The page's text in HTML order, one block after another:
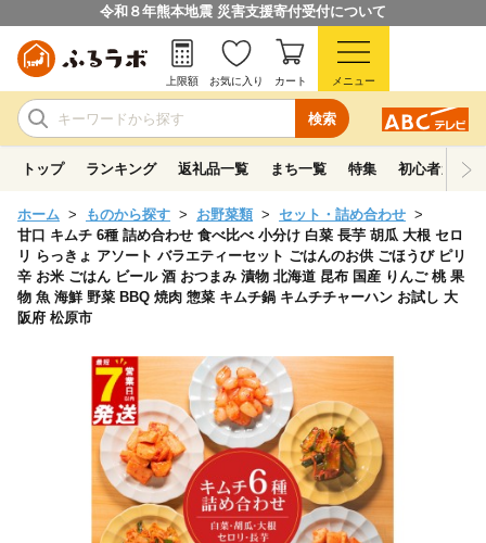
令和８年熊本地震 災害支援寄付受付について
検索
上限額 お気に入り カート メニュー
トップ ランキング 返礼品一覧 まち一覧 特集 初心者ガイド
ホーム ものから探す お野菜類
セット・詰め合わせ
甘口 キムチ 6種 詰め合わせ 食べ比べ 小分け 白菜 長芋 胡瓜 大根 セロ
リ らっきょ アソート バラエティーセット ごはんのお供 ごほうび ピリ
辛 お米 ごはん ビール 酒 おつまみ 漬物 北海道 昆布 国産 りんご 桃 果
物 魚 海鮮 野菜 BBQ 焼肉 惣菜 キムチ鍋 キムチチャーハン お試し 大
阪府 松原市